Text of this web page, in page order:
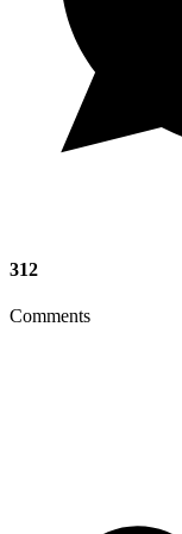
312
Comments